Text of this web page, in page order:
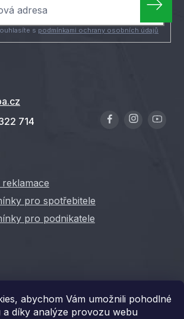
abychom Vám umožnili pohodlné
díky analýze provozu webu
714
pro spotřebitele
pro podnikatele
s podmínkami ochrany osobních údajů